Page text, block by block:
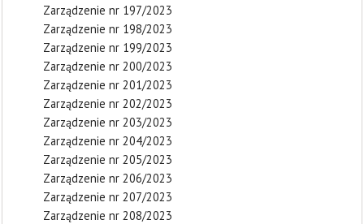
Zarządzenie nr 197/2023
Zarządzenie nr 198/2023
Zarządzenie nr 199/2023
Zarządzenie nr 200/2023
Zarządzenie nr 201/2023
Zarządzenie nr 202/2023
Zarządzenie nr 203/2023
Zarządzenie nr 204/2023
Zarządzenie nr 205/2023
Zarządzenie nr 206/2023
Zarządzenie nr 207/2023
Zarządzenie nr 208/2023